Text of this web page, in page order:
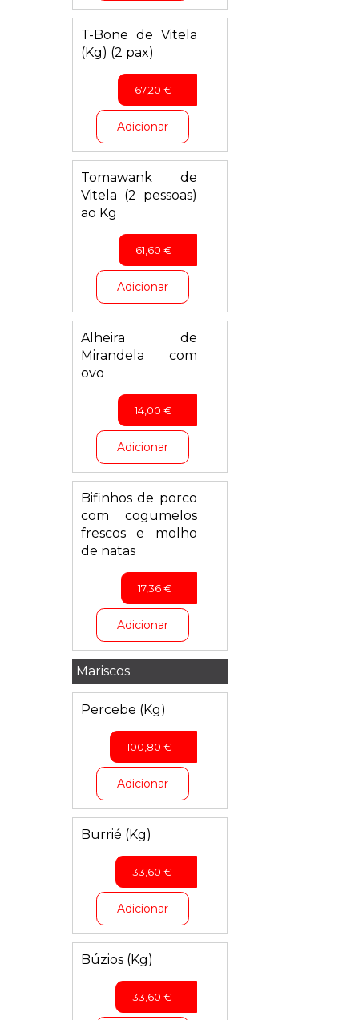
T-Bone de Vitela
(Kg) (2 pax)
67,20 €
Adicionar
Tomawank de
Vitela (2 pessoas)
ao Kg
61,60 €
Adicionar
Alheira de
Mirandela com
ovo
14,00 €
Adicionar
Bifinhos de porco
com cogumelos
frescos e molho
de natas
17,36€
Adicionar
Mariscos
Percebe (Kg)
100,80 €
Adicionar
Burrié (Kg)
33,60 €
Adicionar
Búzios (Kg)
33,60 €